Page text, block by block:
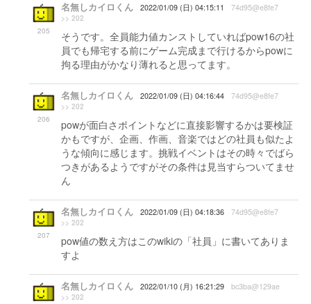
205
名無しカイロくん 2022/01/09 (日) 04:15:11 74d95@e8fe7
>> 202
そうです。全員能力値カンストしていればpow16の社
員でも帰宅する前にゲーム完成まで行けるからpowに
拘る理由がかなり薄れると思ってます。
206
名無しカイロくん 2022/01/09 (日) 04:16:44 74d95@e8fe7
>> 202
powが面白さポイントなどに直接影響するかは要検証
かもですが、企画、作画、音楽ではどの社員も似たよ
うな傾向に感じます。挑戦イベントはその時々でばら
つきがあるようですがその条件は見当すらついてませ
ん
207
名無しカイロくん 2022/01/09 (日) 04:18:36 74d95@e8fe7
>> 202
pow値の数え方はこのwikiの「社員」に書いてありま
すよ
名無しカイロくん 2022/01/10 (月) 16:21:29 bc3ba@129ae
>> 202